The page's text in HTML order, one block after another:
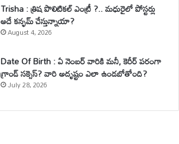
Trisha : త్రిష పొలిటికల్ ఎంట్రీ ?.. మధురైలో పోస్టర్లు
అదే కన్ఫమ్ చేస్తున్నాయా?
August 4, 2026
Date Of Birth : ఏ నెంబర్ వారికి మనీ, కెరీర్ పరంగా
గ్రాండ్ సక్సెస్? వారి అదృష్టం ఎలా ఉండబోతోంది?
July 28, 2026